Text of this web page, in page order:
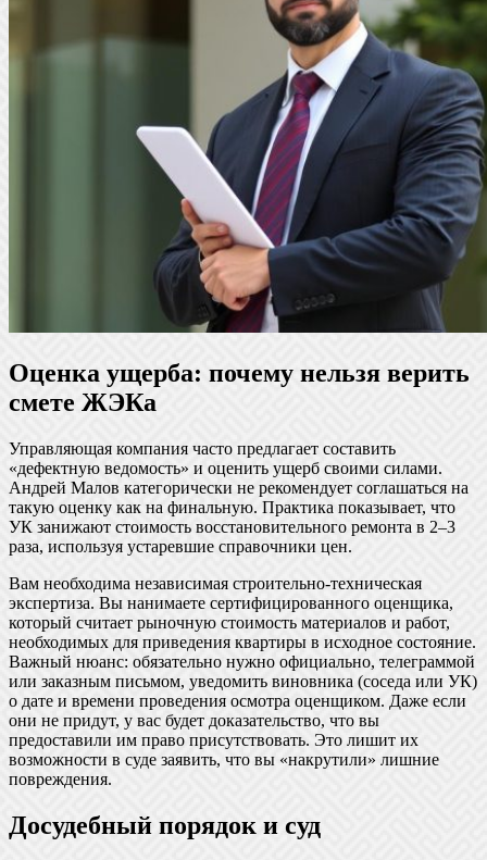
Оценка ущерба: почему нельзя верить
смете ЖЭКа
Управляющая компания часто предлагает составить
«дефектную ведомость» и оценить ущерб своими силами.
Андрей Малов категорически не рекомендует соглашаться на
такую оценку как на финальную. Практика показывает, что
УК занижают стоимость восстановительного ремонта в 2–3
раза, используя устаревшие справочники цен.
Вам необходима независимая строительно-техническая
экспертиза. Вы нанимаете сертифицированного оценщика,
который считает рыночную стоимость материалов и работ,
необходимых для приведения квартиры в исходное состояние.
Важный нюанс: обязательно нужно официально, телеграммой
или заказным письмом, уведомить виновника (соседа или УК)
о дате и времени проведения осмотра оценщиком. Даже если
они не придут, у вас будет доказательство, что вы
предоставили им право присутствовать. Это лишит их
возможности в суде заявить, что вы «накрутили» лишние
повреждения.
Досудебный порядок и суд